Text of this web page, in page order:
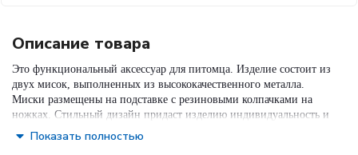
Описание товара
Это функциональный аксессуар для питомца. Изделие состоит из
двух мисок, выполненных из высококачественного металла.
Миски размещены на подставке с резиновыми колпачками на
ножках. Стильный дизайн придаст изделию индивидуальность и
удовлетворит вкус самых взыскательных зоовладельцев.
Показать полностью